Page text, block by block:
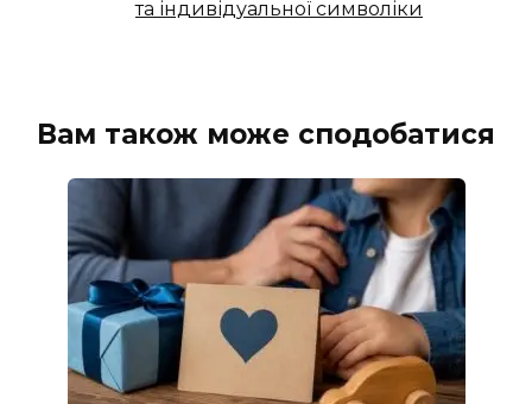
та індивідуальної символіки
Вам також може сподобатися